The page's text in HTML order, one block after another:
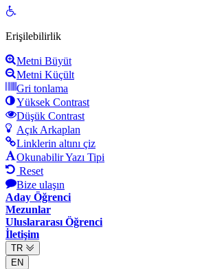
Open
Erişilebilirlik
Metni Büyüt
Metni Küçült
Gri tonlama
Yüksek Contrast
Düşük Contrast
Açık Arkaplan
Linklerin altını çiz
Okunabilir Yazı Tipi
Reset
Bize ulaşın
Aday Öğrenci
Mezunlar
Uluslararası Öğrenci
İletişim
TR
EN